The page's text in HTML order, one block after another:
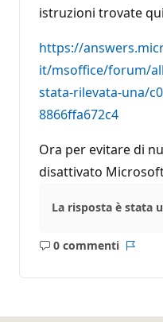
istruzioni trovate
https://
it/msoffice/forum/
stata-rilevata-una/
8866ffa672c4
Ora per evitare di
disattivato
La risposta è stata
0 commenti
Nessun